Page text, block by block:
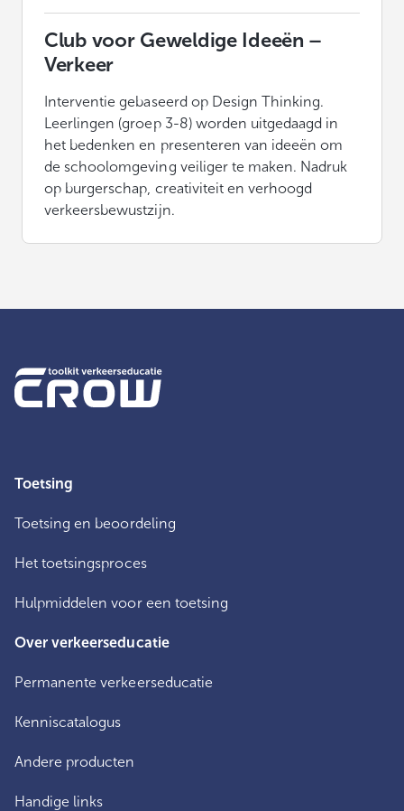
Club voor Geweldige Ideeën –
Verkeer
Interventie gebaseerd op Design Thinking.
Leerlingen (groep 3-8) worden uitgedaagd in
het bedenken en presenteren van ideeën om
de schoolomgeving veiliger te maken. Nadruk
op burgerschap, creativiteit en verhoogd
verkeersbewustzijn.
Toetsing
Toetsing en beoordeling
Het toetsingsproces
Hulpmiddelen voor een toetsing
Over verkeerseducatie
Permanente verkeerseducatie
Kenniscatalogus
Andere producten
Handige links